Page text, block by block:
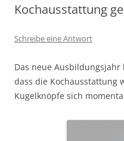
Kochausstattung
Schreibe eine Antwort
Das neue
dass die Kochausstattung
Kugelknöpfe sich